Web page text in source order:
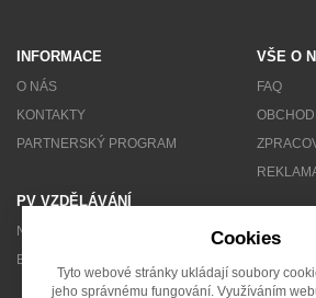
INFORMACE
O NÁS
KONTAKTY
PARTNERSKÝ PROGRAM
VŠE O
FAQ
PV VZDĚLÁVÁNÍ
NEWSLETTER
BLOG
Cookies
Tyto webové stránky ukládají soubory
jeho správnému fungování. Využíváním